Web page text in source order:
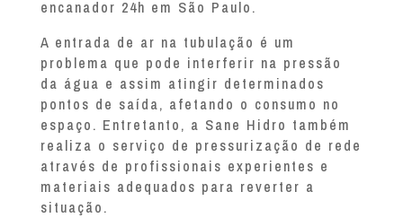
encanador 24h em São Paulo.
A entrada de ar na tubulação é um
problema que pode interferir na pressão
da água e assim atingir determinados
pontos de saída, afetando o consumo no
espaço. Entretanto, a Sane Hidro também
realiza o serviço de pressurização de rede
através de profissionais experientes e
materiais adequados para reverter a
situação.